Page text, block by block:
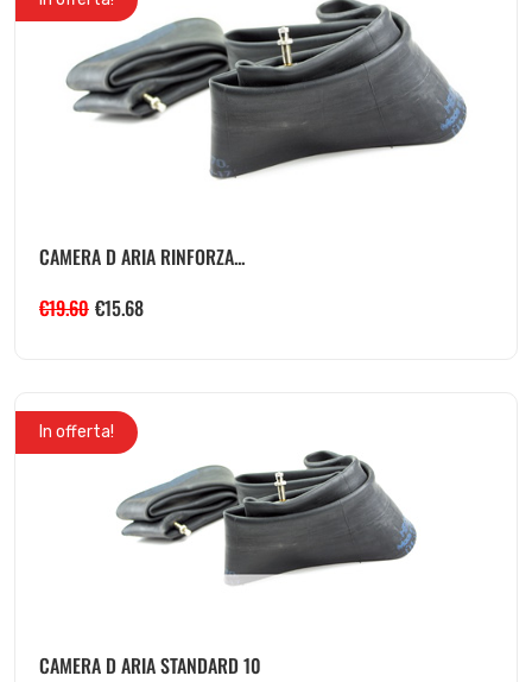
CAMERA D ARIA RINFORZA...
€19.60 €15.68
In offerta!
CAMERA D ARIA STANDARD 10